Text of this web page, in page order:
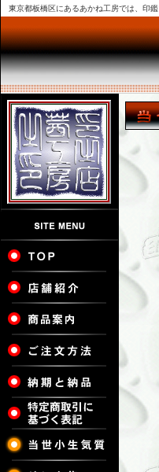
東京都板橋区にあるあかね工房では、印